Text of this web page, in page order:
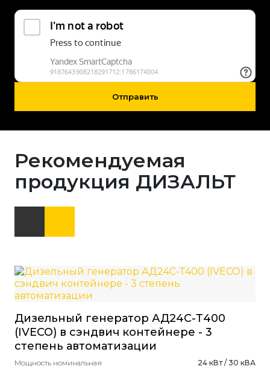
Отправить
Рекомендуемая
продукция ДИЗАЛЬТ
Дизельный генератор АД24С-Т400
(IVECO) в сэндвич контейнере - 3
степень автоматизации
Мощность номинальная
24 кВт / 30 кВА